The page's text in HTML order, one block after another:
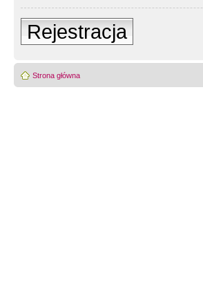
Rejestracja
Strona główna